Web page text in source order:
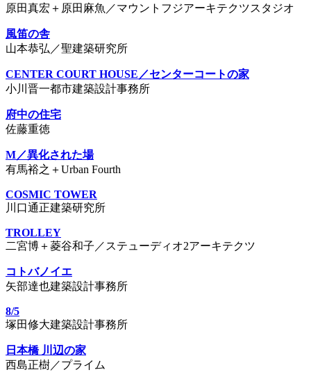
原田真宏＋原田麻魚／マウントフジアーキテクツスタジオ
風笛の舎
山本恭弘／聖建築研究所
CENTER COURT HOUSE／センターコートの家
小川晋一都市建築設計事務所
府中の住宅
佐藤重徳
M／異化された場
有馬裕之＋Urban Fourth
COSMIC TOWER
川口通正建築研究所
TROLLEY
二宮博＋菱谷和子／ステューディオ2アーキテクツ
コトバノイエ
矢部達也建築設計事務所
8/5
塚田修大建築設計事務所
日本橋 川辺の家
西島正樹／プライム